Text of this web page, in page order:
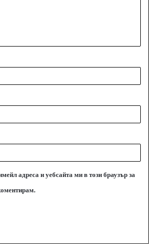
адреса и уебсайта ми в този браузър за